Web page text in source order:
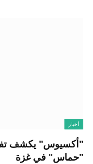
أخبار
"أكسيوس" يكشف
"حماس" في غزة